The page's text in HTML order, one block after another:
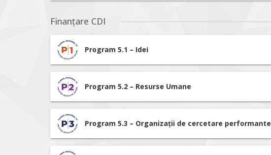
Finanțare CDI
Program 5.1 – Idei
Program 5.2 – Resurse Umane
Program 5.3 – Organizații de cercetare performante